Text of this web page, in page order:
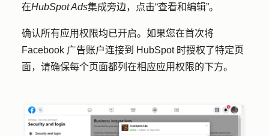
在HubSpot Ads集成旁边，点击“查看和编辑”。
确认所有应用权限均已开启。如果您在首次将
Facebook 广告账户连接到 HubSpot 时授权了特定页
面，请确保每个页面都列在相应应用权限的下方。